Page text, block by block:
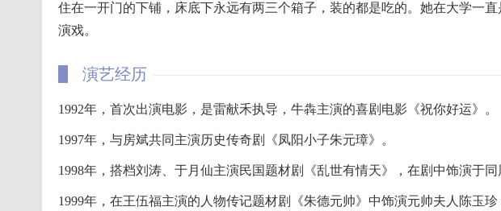
住在一开门的下铺，床底下永远有两三个箱子，装的都是吃的。她在大学一
演戏。
演艺经历
1992年，首次出演电影，是雷献禾执导，牛犇主演的喜剧电影《祝你好运》。
1997年，与房斌共同主演历史传奇剧《凤阳小子朱元璋》。
1998年，搭档刘涛、于月仙主演民国题材剧《乱世有情天》，在剧中饰演于同
1999年，在王伍福主演的人物传记题材剧《朱德元帅》中饰演元帅夫人陈玉